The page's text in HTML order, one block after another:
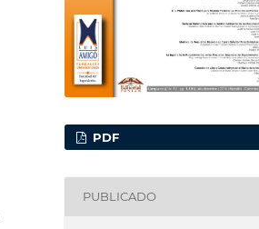
PDF
PUBLICADO